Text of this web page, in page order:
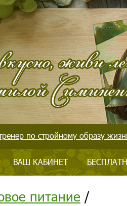
по стройному образу
ВАШ КАБИНЕТ
питание /